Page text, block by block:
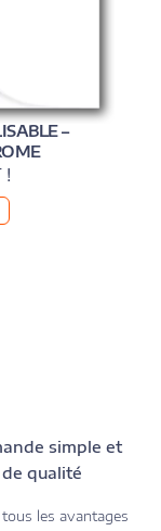
–
!
simple et
qualité
les avantages